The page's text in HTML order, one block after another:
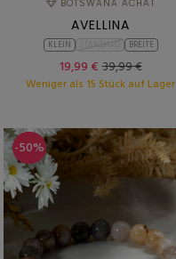
BOTSWANA ACHAT
AVELLINA
KLEIN BREITE
19,99 €39,99 €
Weniger als 15 Stück auf Lager
-50%